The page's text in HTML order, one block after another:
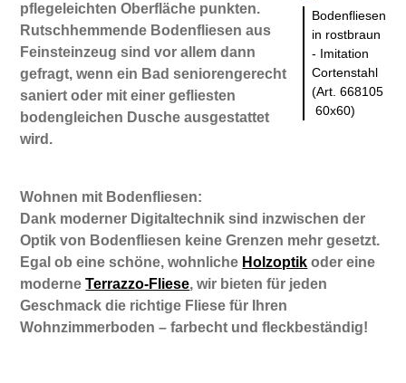
Bodenfliesen
in rostbraun
- Imitation
Cortenstahl
(Art. 668105
60x60)
pflegeleichten Oberfläche punkten.
Rutschhemmende Bodenfliesen aus
Feinsteinzeug sind vor allem dann
gefragt, wenn ein Bad seniorengerecht
saniert oder mit einer gefliesten
bodengleichen Dusche ausgestattet
wird.
Wohnen mit Bodenfliesen:
Dank moderner Digitaltechnik sind inzwischen der
Optik von Bodenfliesen keine Grenzen mehr gesetzt.
Egal ob eine schöne, wohnliche Holzoptik oder eine
moderneTerrazzo-Fliese, wir bieten für jeden
Geschmack die richtige Fliese für Ihren
Wohnzimmerboden – farbecht und fleckbeständig!